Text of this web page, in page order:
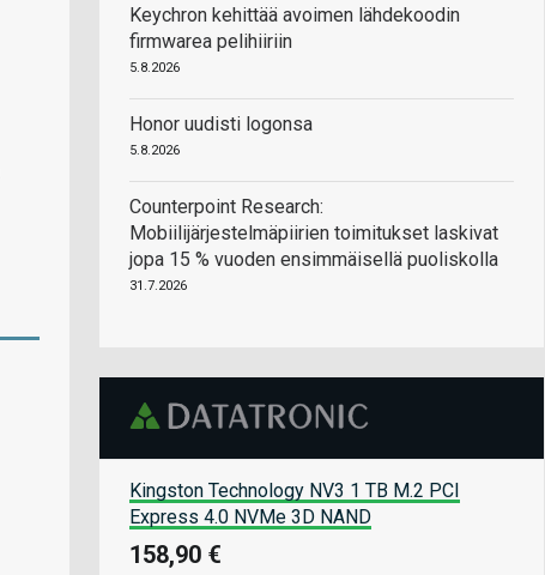
Keychron kehittää avoimen lähdekoodin
firmwarea pelihiiriin
5.8.2026
Honor uudisti logonsa
5.8.2026
Counterpoint Research:
Mobiilijärjestelmäpiirien toimitukset laskivat
jopa 15 % vuoden ensimmäisellä puoliskolla
31.7.2026
Kingston Technology NV3 1 TB M.2 PCI
Express 4.0 NVMe 3D NAND
158,90 €